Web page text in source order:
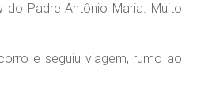
do Padre Antônio Maria. Muito
e seguiu viagem, rumo ao